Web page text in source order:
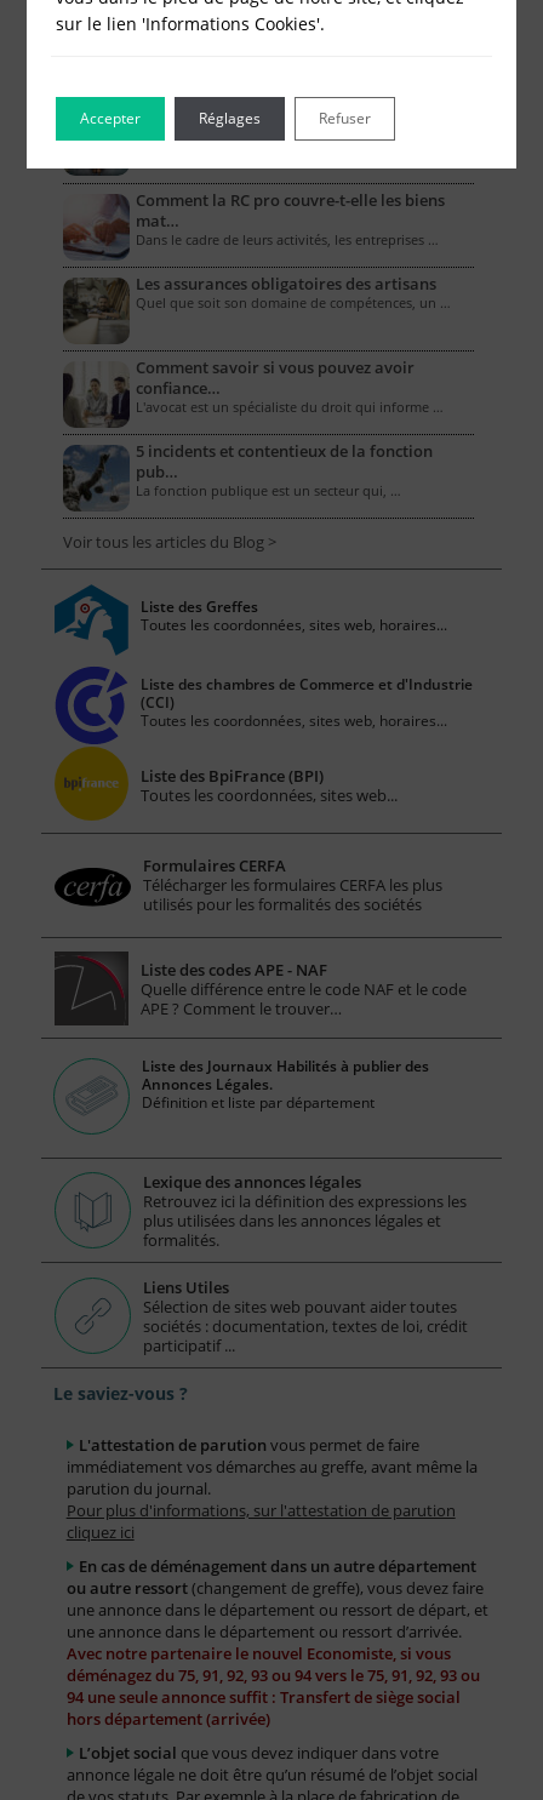
Combien coûte un compte bancaire
professionne…
Comment la RC pro couvre-t-elle les biens
mat…
Dans le cadre de leurs activités, les entreprises …
Les assurances obligatoires des artisans
Quel que soit son domaine de compétences, un …
Comment savoir si vous pouvez avoir
confiance…
L'avocat est un spécialiste du droit qui informe …
5 incidents et contentieux de la fonction
pub…
La fonction publique est un secteur qui, …
Voir tous les articles du Blog >
Liste des Greffes
Toutes les coordonnées, sites web, horaires...
Liste des chambres de Commerce et d'Industrie
(CCI)
Toutes les coordonnées, sites web, horaires...
Liste des BpiFrance (BPI)
Toutes les coordonnées, sites web...
Formulaires CERFA
Télécharger les formulaires CERFA les plus
utilisés pour les formalités des sociétés
Liste des codes APE - NAF
Quelle différence entre le code NAF et le code
APE ? Comment le trouver…
Liste des Journaux Habilités à publier des
Annonces Légales.
Définition et liste par département
Lexique des annonces légales
Retrouvez ici la définition des expressions les
plus utilisées dans les annonces légales et
formalités.
Liens Utiles
Sélection de sites web pouvant aider toutes
sociétés : documentation, textes de loi, crédit
participatif ...
Le saviez-vous ?
L'attestation de parution vous permet de faire
immédiatement vos démarches au greffe, avant même la
parution du journal.
Pour plus d'informations, sur l'attestation de parution
cliquez ici
En cas de déménagement dans un autre département
ou autre ressort(changement de greffe), vous devez faire
une annonce dans le département ou ressort de départ, et
une annonce dans le département ou ressort d’arrivée.
Avec notre partenaire le nouvel Economiste, si vous
déménagez du 75, 91, 92, 93 ou 94 vers le 75, 91, 92, 93 ou
94 une seule annonce suffit : Transfert de siège social
hors département (arrivée)
L’objet social que vous devez indiquer dans votre
annonce légale ne doit être qu’un résumé de l’objet social
sur le lien 'Informations Cookies'.
Accepter Refuser
Réglages